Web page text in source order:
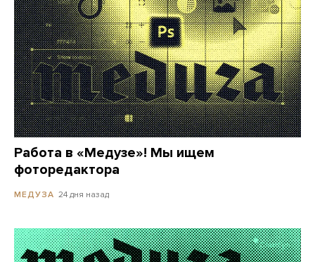
Работа в «Медузе»! Мы ищем
фоторедактора
МЕДУЗА 24 дня назад